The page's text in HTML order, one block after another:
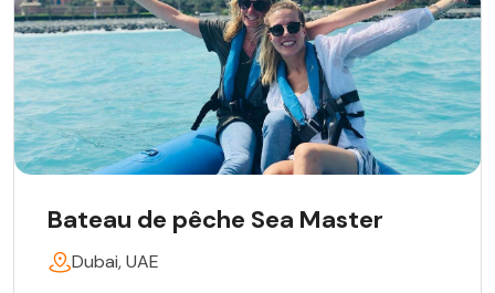
Bateau de pêche Sea Master
Dubai, UAE